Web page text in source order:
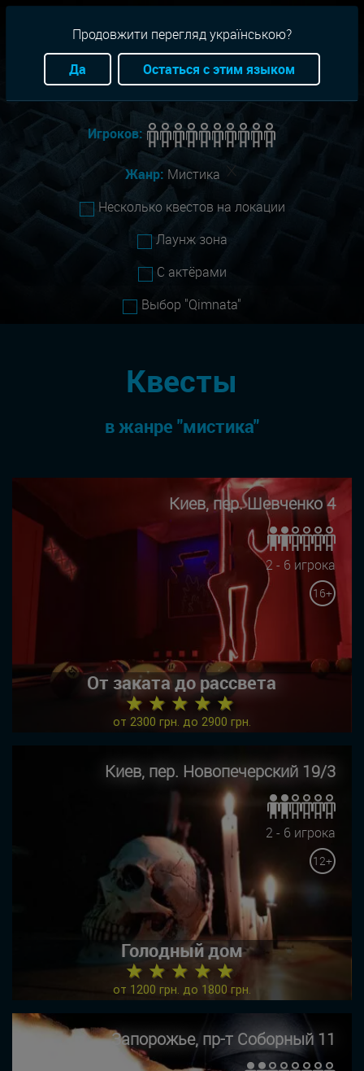
Город: Все
Игроков:
Жанр: Мистика
Несколько квестов на локации
Лаунж зона
С актёрами
Выбор "Qimnata"
Квесты
в жанре "мистика"
Киев, пер. Шевченко 4
2 - 6 игрока
16+
От заката до рассвета
★ ★ ★ ★ ★
от 2300 грн. до 2900 грн.
Киев, пер. Новопечерский 19/3
2 - 6 игрока
12+
Голодный дом
★ ★ ★ ★ ★
от 1200 грн. до 1800 грн.
Запорожье, пр-т Соборный 11
Продовжити перегляд українською?
Да
Остаться с этим языком